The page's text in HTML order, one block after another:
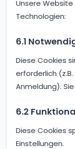
Unsere
Technologien:
6.1
Diese Cookies
erforderlich
Anmeldung).
6.2
Diese Cookies
Einstellungen.